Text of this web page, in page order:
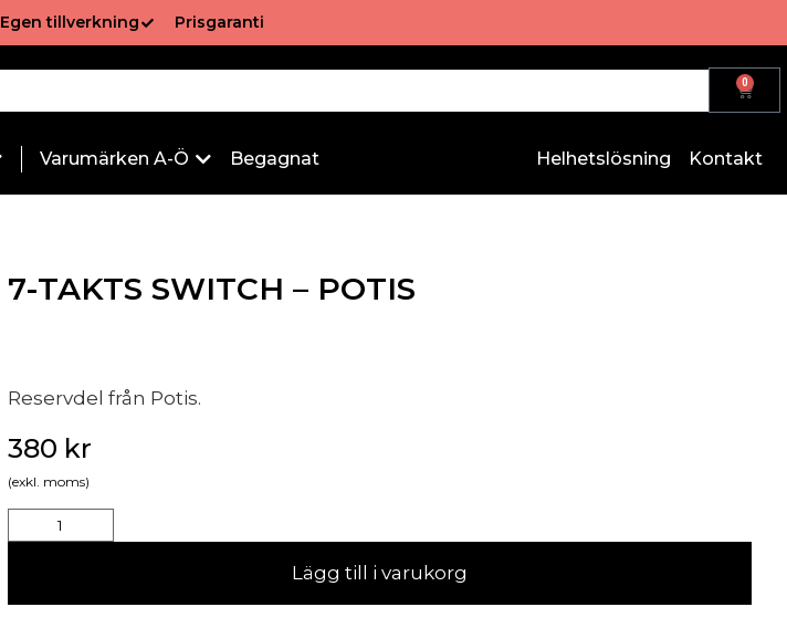
Egen tillverkning Prisgaranti
0
Varumärken A-Ö Begagnat Helhetslösning Kontakt
7-TAKTS SWITCH – POTIS
Reservdel från Potis.
380 kr
(exkl. moms)
Lägg till i varukorg